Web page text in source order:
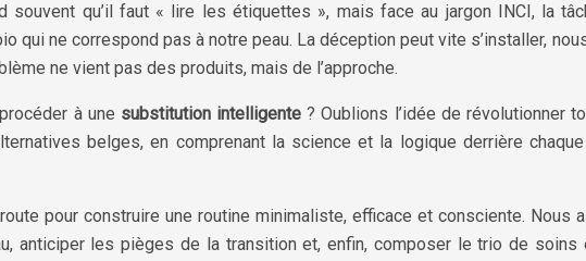
souvent qu’il faut « lire les étiquettes », mais face au jargon INCI, la
ne correspond pas à notre peau. La déception peut vite s’installer,
ne vient pas des produits, mais de l’approche.
à une substitution intelligente ? Oublions l’idée de révolutionner
belges, en comprenant la science et la logique derrière
pour construire une routine minimaliste, efficace et consciente.
anticiper les pièges de la transition et, enfin, composer le trio de